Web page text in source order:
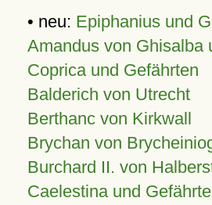
• neu: Epiphanius und
Amandus von Ghisalba
Coprica und Gefährten
Balderich von Utrecht
Berthanc von Kirkwall
Brychan von
Burchard II. von
Caelestina und